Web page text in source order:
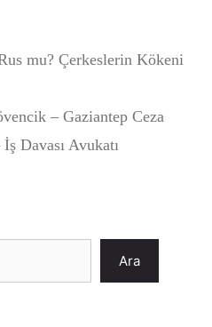
mu? Çerkeslerin Kökeni
– Gaziantep Ceza
Davası Avukatı
Ara